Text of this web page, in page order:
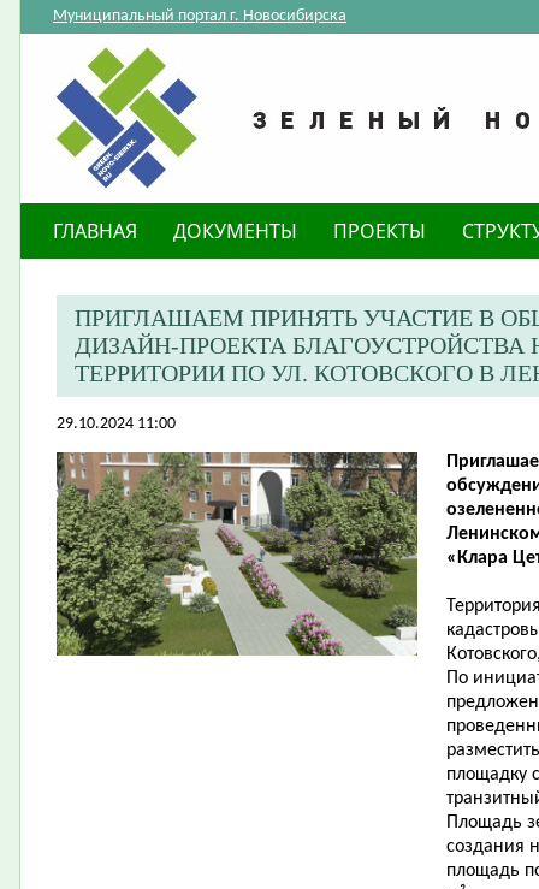
Муниципальный портал г. Новосибирска
ГЛАВНАЯ ДОКУМЕНТЫ ПРОЕКТЫ
ПРИГЛАШАЕМ ПРИНЯТЬ УЧАСТИЕ В
ДИЗАЙН-ПРОЕКТА
ТЕРРИТОРИИ ПО УЛ. КОТОВСКОГО В
29.10.2024 11:00
«Клара
По
площадку
Площадь
создания
площадь